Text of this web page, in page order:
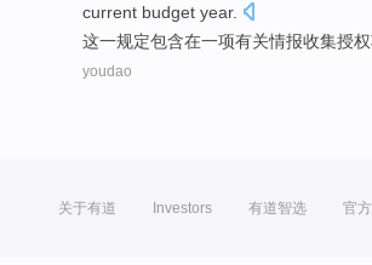
current budget year.
这一规定包含在一项有关情报收集授权
youdao
关于有道 Investors 有道智选 官